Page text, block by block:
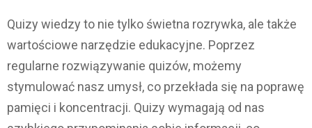
Quizy wiedzy to nie tylko świetna rozrywka, ale także
wartościowe narzędzie edukacyjne. Poprzez
regularne rozwiązywanie quizów, możemy
stymulować nasz umysł, co przekłada się na poprawę
pamięci i koncentracji. Quizy wymagają od nas